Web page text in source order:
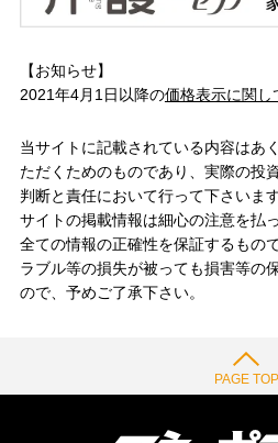
【お知らせ】
2021年4月1日以降の価格表示に関し
当サイトに記載されている内容はあ
ただくためのものであり、実際の投
判断と責任において行って下さいま
サイトの掲載情報は細心の注意を払
全ての情報の正確性を保証するもの
ラブル等の損失が被っても損害等の
ので、予めご了承下さい。
PAGE TOP